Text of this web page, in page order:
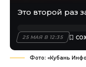
Это второй раз
25 МАЯ В 12:35
Фото: «Кубань